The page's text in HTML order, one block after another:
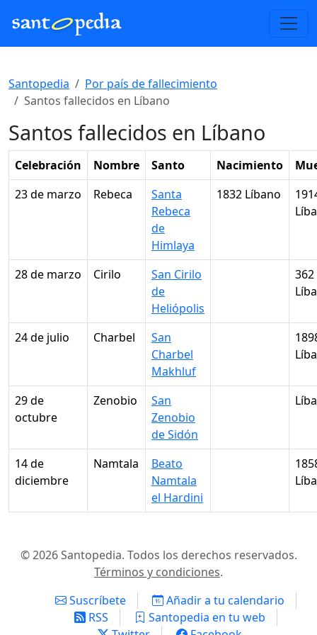
Santopedia
Por país de fallecimiento
Santos fallecidos en Líbano
Santos fallecidos en Líbano
Celebración Nombre Santo Nacimiento
23 de marzo
Rebeca
Santa
Rebeca
de
Himlaya
1832 Líbano
28 de marzo Cirilo
San Cirilo
de
Heliópolis
362
24 de julio Charbel
San
Charbel
Makhluf
29 de
octubre
Zenobio
San
Zenobio
de Sidón
14 de
diciembre
Namtala
Beato
Namtala
el Hardini
© 2026 Santopedia. Todos los derechos reservados.
Términos y condiciones.
Suscríbete
Añadir a tu calendario
RSS
Santopedia en tu web